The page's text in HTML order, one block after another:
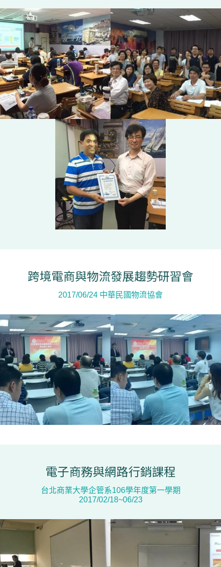
跨境電商與物流發展趨勢研習會
2017/06/24 中華民國物流協會
電子商務與網路行銷課程
台北商業大學企管系106學年度第一學期
2017/02/18~06/23